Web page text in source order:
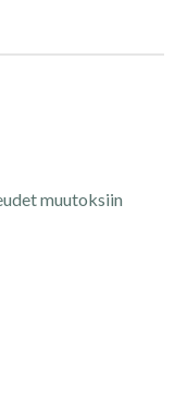
muutoksiin